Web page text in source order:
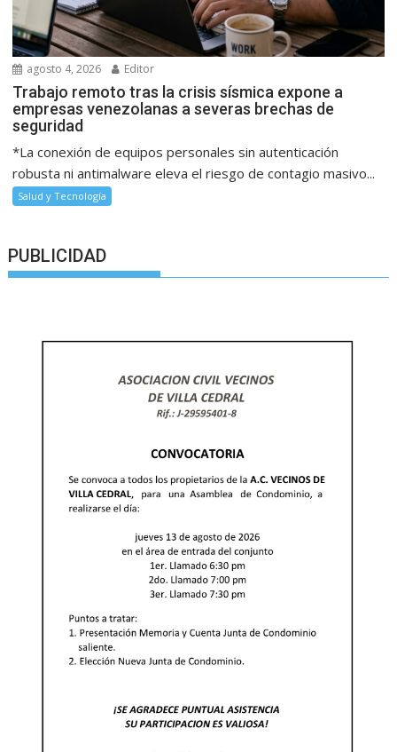
agosto 4, 2026 Editor
Trabajo remoto tras la crisis sísmica expone a
empresas venezolanas a severas brechas de
seguridad
*La conexión de equipos personales sin autenticación
robusta ni antimalware eleva el riesgo de contagio masivo...
Salud y Tecnología
PUBLICIDAD